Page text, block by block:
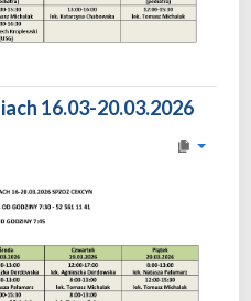
16.03-20.03.2026